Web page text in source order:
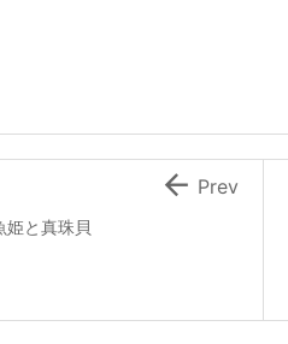
姫と真珠貝
 Prev